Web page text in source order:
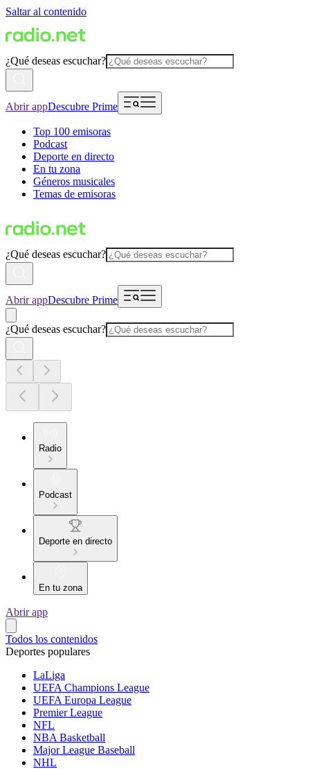
Saltar al contenido
¿Qué deseas escuchar?
Abrir appDescubre Prime
Top 100 emisoras
Podcast
Deporte en directo
En tu zona
Géneros musicales
Temas de emisoras
¿Qué deseas escuchar?
Abrir appDescubre Prime
¿Qué deseas escuchar?
Radio
Podcast
Deporte en directo
En tu zona
Abrir app
Todos los contenidos
Deportes populares
LaLiga
UEFA Champions League
UEFA Europa League
Premier League
NFL
NBA Basketball
Major League Baseball
NHL